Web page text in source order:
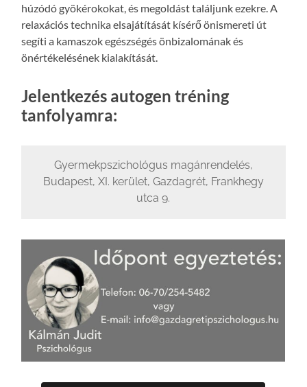
húzódó gyökérokokat, és megoldást találjunk ezekre. A
relaxációs technika elsajátítását kísérő önismereti út
segíti a kamaszok egészségés önbizalomának és
önértékelésének kialakítását.
Jelentkezés autogen tréning
tanfolyamra:
Gyermekpszichológus magánrendelés,
Budapest, XI. kerület, Gazdagrét, Frankhegy
utca 9.